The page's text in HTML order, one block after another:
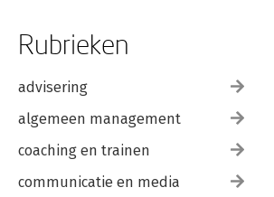
Rubrieken
advisering
algemeen management
coaching en trainen
communicatie en media